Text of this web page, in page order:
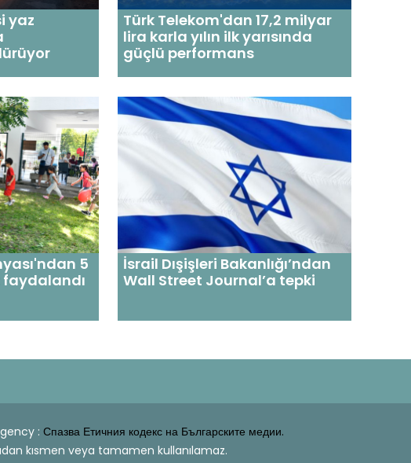
yaz
Türk Telekom'dan 17,2 milyar
lira karla yılın ilk yarısında
güçlü performans
5
İsrail Dışişleri Bakanlığı’ndan
Wall Street Journal’a tepki
: Спазва Етичния кодекс на Българските медии.
kısmen veya tamamen kullanılamaz.